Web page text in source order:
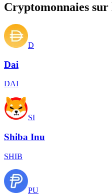
Cryptomonnaies
D
Dai
DAI
SI
Shiba Inu
SHIB
PU